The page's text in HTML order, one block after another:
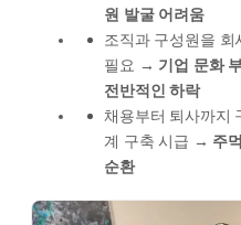
원 발굴 어려움
조직과 구성원을
필요 → 기업 문화
전반적인 하락
채용부터 퇴사까지
계 구축 시급 → 주
순환